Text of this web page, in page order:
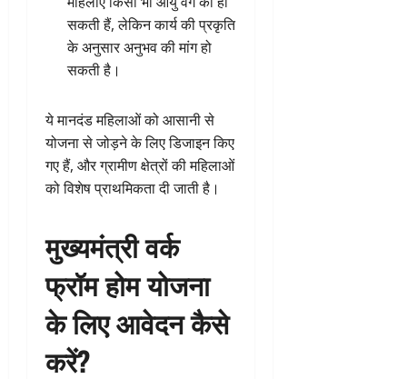
सकती हैं, लेकिन कार्य की प्रकृति
के अनुसार अनुभव की मांग हो
सकती है।
ये मानदंड महिलाओं को आसानी से
योजना से जोड़ने के लिए डिजाइन किए
गए हैं, और ग्रामीण क्षेत्रों की महिलाओं
को विशेष प्राथमिकता दी जाती है।
मुख्यमंत्री वर्क
फ्रॉम होम योजना
के लिए आवेदन कैसे
करें?